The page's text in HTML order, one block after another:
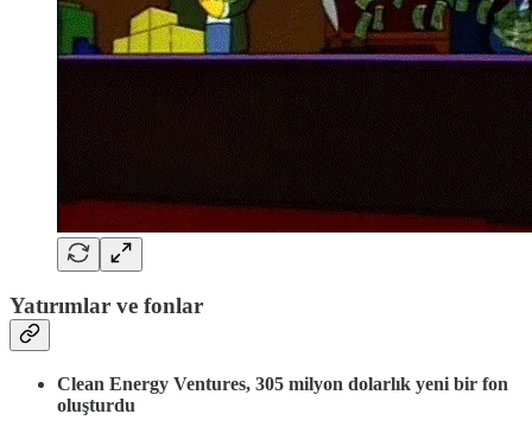
Yatırımlar ve fonlar
Clean Energy Ventures, 305 milyon dolarlık yeni bir fon
oluşturdu